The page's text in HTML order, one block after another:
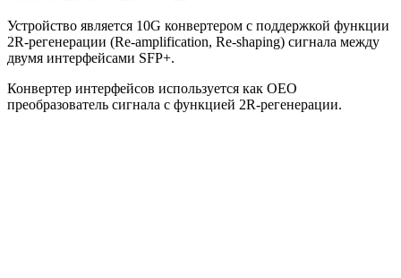
Устройство является 10G конвертером с поддержкой функции
2R-регенерации (Re-amplification, Re-shaping) сигнала между
двумя интерфейсами SFP+.
Конвертер интерфейсов используется как OEO
преобразователь сигнала с функцией 2R-регенерации.